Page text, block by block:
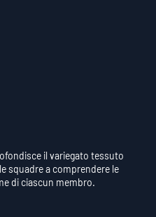
il variegato tessuto
squadre a comprendere le
di ciascun membro.